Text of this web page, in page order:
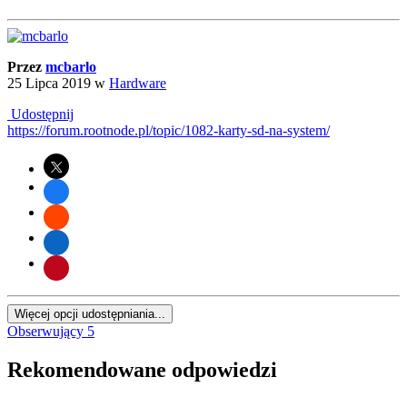
Przez mcbarlo
25 Lipca 2019 w Hardware
Udostępnij
https://forum.rootnode.pl/topic/1082-karty-sd-na-system/
Więcej opcji udostępniania...
Obserwujący 5
Rekomendowane odpowiedzi